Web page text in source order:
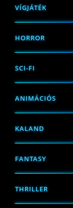
VÍGJÁTÉK
HORROR
SCI-FI
ANIMÁCIÓS
KALAND
FANTASY
THRILLER